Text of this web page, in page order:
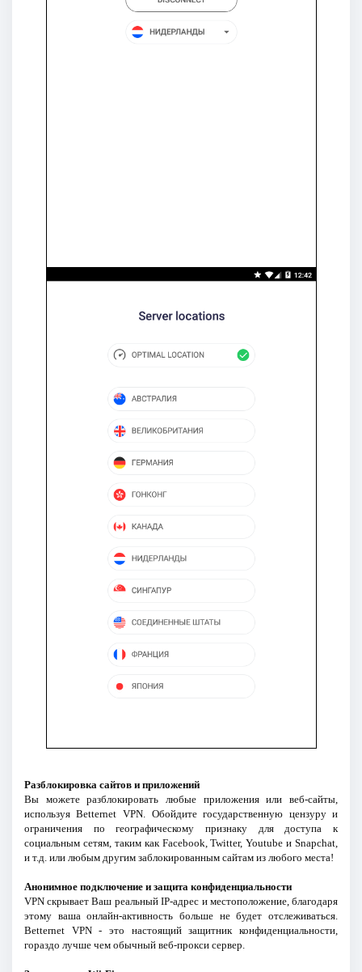
Разблокировка сайтов и приложений
Вы можете разблокировать любые приложения или веб-сайты,
используя Betternet VPN. Обойдите государственную цензуру и
ограничения по географическому признаку для доступа к
социальным сетям, таким как Facebook, Twitter, Youtube и Snapchat,
и т.д. или любым другим заблокированным сайтам из любого места!
Анонимное подключение и защита конфиденциальности
VPN скрывает Ваш реальный IP-адрес и местоположение, благодаря
этому ваша онлайн-активность больше не будет отслеживаться.
Betternet VPN - это настоящий защитник конфиденциальности,
гораздо лучше чем обычный веб-прокси сервер.